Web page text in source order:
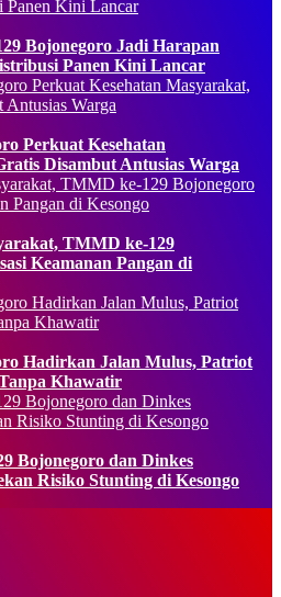
Bojonegoro Jadi Harapan
Panen Kini Lancar
Perkuat Kesehatan
Disambut Antusias Warga
TMMD ke-129
Keamanan Pangan di
Hadirkan Jalan Mulus, Patriot
Khawatir
Bojonegoro dan Dinkes
Risiko Stunting di Kesongo